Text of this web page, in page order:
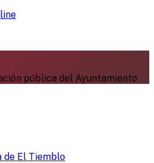
pública del Ayuntamiento
de El Tiemblo